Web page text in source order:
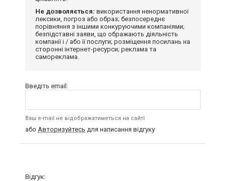
Не дозволяється: використання ненормативної
лексики, погроз або образ; безпосереднє
порівняння з іншими конкуруючими компаніями;
безпідставні заяви, що ображають діяльність
компанії і / або її послуги; розміщення посилань на
сторонні інтернет-ресурси; реклама та
самореклама.
Введіть email:
Ваш e-mail не відображатиметься на сайті
або Авторизуйтесь для написання відгуку
Відгук: